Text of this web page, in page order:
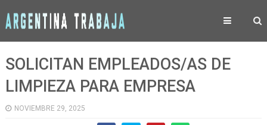
SOLICITAN EMPLEADOS/AS DE
LIMPIEZA PARA EMPRESA
NOVIEMBRE 29, 2025